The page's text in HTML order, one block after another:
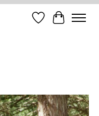
Liste dePanier
Items